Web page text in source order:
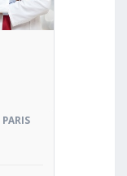
PARIS